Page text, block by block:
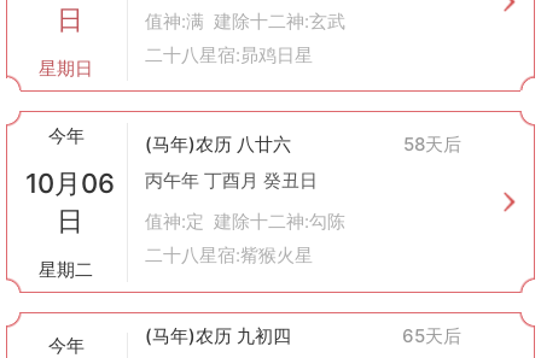
日
星期日
值神:满 建除十二神:玄武
二十八星宿:昴鸡日星
今年
10月06
日
星期二
(马年)农历 八廿六
58天后
丙午年 丁酉月 癸丑日
值神:定 建除十二神:勾陈
二十八星宿:觜猴火星
今年 (马年)农历 九初四
65天后